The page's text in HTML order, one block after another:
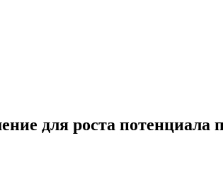
для роста потенциала